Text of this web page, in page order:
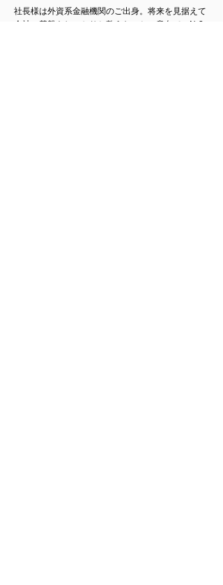
社長様は外資系金融機関のご出身。将来を見据えて
会社の基盤をしっかりと整えたいとの意向で、N-3